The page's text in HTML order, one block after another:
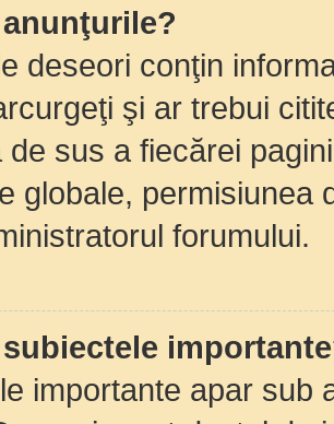
deseori conţin
şi ar trebui
de sus a fiecărei
globale, permisiunea
forumului.
importante apar sub